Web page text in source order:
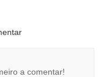
a comentar!